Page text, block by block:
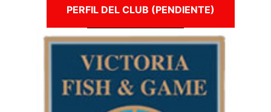
PERFIL DEL CLUB (PENDIENTE)